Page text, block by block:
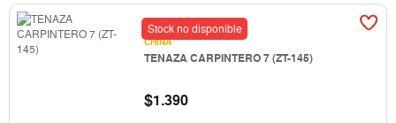
Stock no disponible
CHINA
TENAZA CARPINTERO 7 (ZT-145)
$1.390